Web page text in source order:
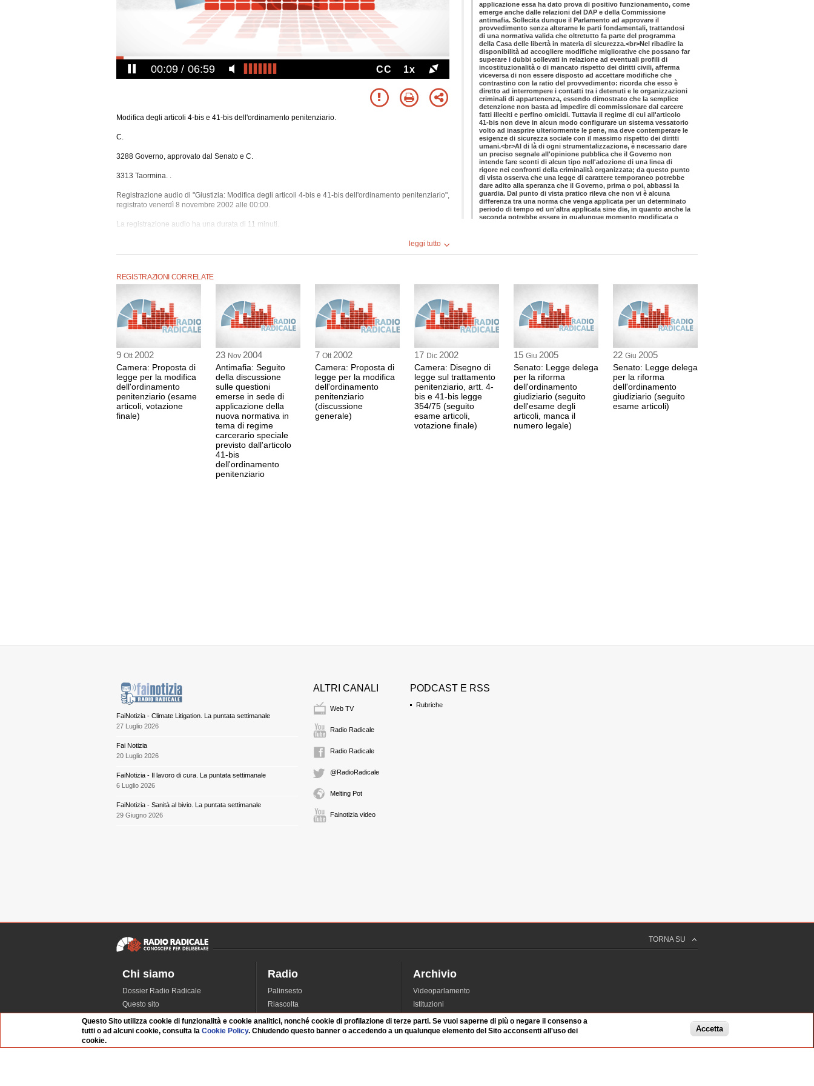
00:10 06:59 CC 1x
Modifica degli articoli 4-bis e 41-bis dell'ordinamento penitenziario.
C.
3288 Governo, approvato dal Senato e C.
3313 Taormina. .
Registrazione audio di "Giustizia: Modifica degli articoli 4-bis e 41-bis dell'ordinamento penitenziario",
registrato venerdì 8 novembre 2002 alle 00:00.
La registrazione audio ha una durata di 11 minuti.
leggi tutto
REGISTRAZIONI CORRELATE
9 Ott 2002
Camera: Proposta di
legge per la modifica
dell'ordinamento
penitenziario (esame
articoli, votazione
finale)
23 Nov 2004
Antimafia: Seguito
della discussione
sulle questioni
emerse in sede di
applicazione della
nuova normativa in
tema di regime
carcerario speciale
previsto dall'articolo
41-bis
dell'ordinamento
penitenziario
7 Ott 2002
Camera: Proposta di
legge per la modifica
dell'ordinamento
penitenziario
(discussione
generale)
17 Dic 2002
Camera: Disegno di
legge sul trattamento
penitenziario, artt. 4-
bis e 41-bis legge
354/75 (seguito
esame articoli,
votazione finale)
15 Giu 2005
Senato: Legge delega
per la riforma
dell'ordinamento
giudiziario (seguito
dell'esame degli
articoli, manca il
numero legale)
22 Giu 2005
Senato: Legge delega
per la riforma
dell'ordinamento
giudiziario (seguito
esame articoli)
FaiNotizia - Climate Litigation. La puntata settimanale
27 Luglio 2026
Fai Notizia
20 Luglio 2026
FaiNotizia - Il lavoro di cura. La puntata settimanale
6 Luglio 2026
FaiNotizia - Sanità al bivio. La puntata settimanale
29 Giugno 2026
ALTRI CANALI
Web TV
Radio Radicale
Radio Radicale
@RadioRadicale
Melting Pot
Fainotizia video
PODCAST E RSS
Rubriche
TORNA SU
Chi siamo
Dossier Radio Radicale
Questo sito
L'Archivio
Redazione
Radio
Palinsesto
Riascolta
Dirette
Rubriche
Archivio
Videoparlamento
Istituzioni
Dibattiti
Manifestazioni
Questo Sito utilizza cookie di funzionalità e cookie analitici, nonché cookie di profilazione di terze parti. Se vuoi saperne di più o negare il consenso a
tutti o ad alcuni cookie, consulta laCookie Policy. Chiudendo questo banner o accedendo a un qualunque elemento del Sito acconsenti all'uso dei
cookie.
Accetta